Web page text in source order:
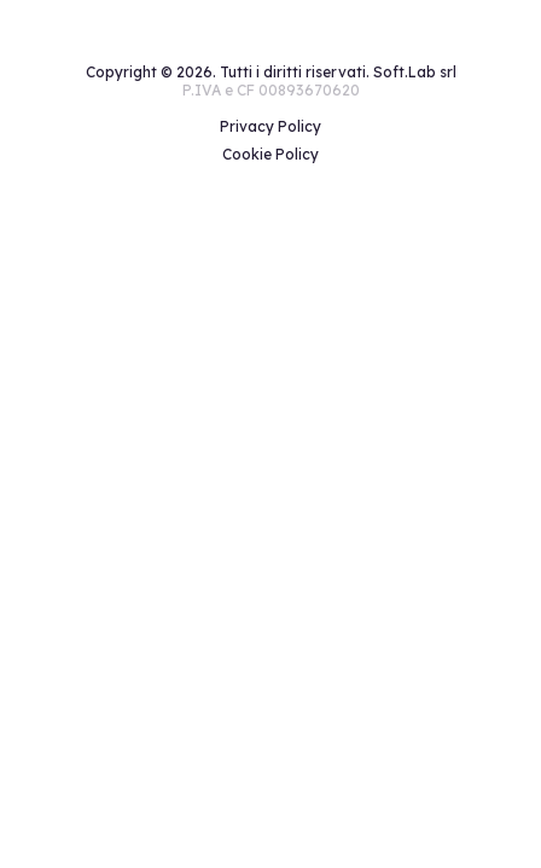
Copyright © 2026. Tutti i diritti riservati. Soft.Lab srl
P.IVA e CF 00893670620
Privacy Policy
Cookie Policy